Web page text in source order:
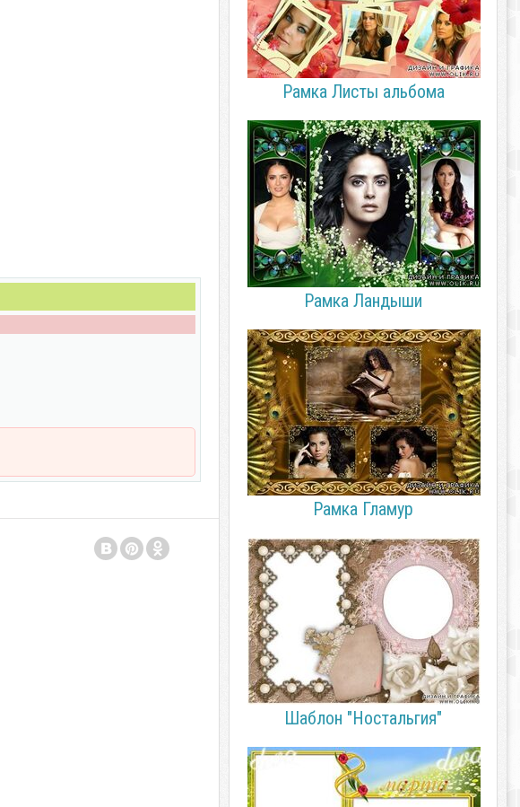
Рамка Листы альбома
Рамка Ландыши
Рамка Гламур
Шаблон "Ностальгия"